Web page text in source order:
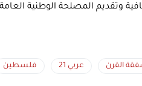
وتقديم المصلحة الوطنية العامة
القرن عربي 21 فلسطين